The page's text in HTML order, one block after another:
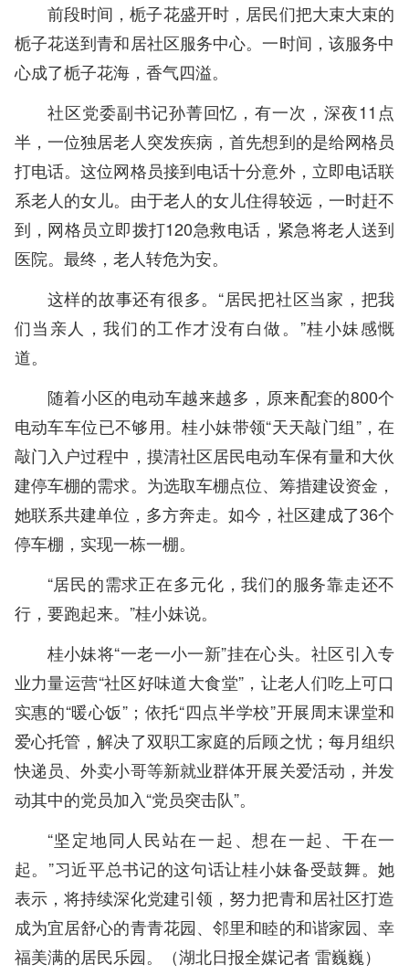
前段时间，栀子花盛开时，居民们把大束大束的
栀子花送到青和居社区服务中心。一时间，该服务中
心成了栀子花海，香气四溢。
社区党委副书记孙菁回忆，有一次，深夜11点
半，一位独居老人突发疾病，首先想到的是给网格员
打电话。这位网格员接到电话十分意外，立即电话联
系老人的女儿。由于老人的女儿住得较远，一时赶不
到，网格员立即拨打120急救电话，紧急将老人送到
医院。最终，老人转危为安。
这样的故事还有很多。“居民把社区当家，把我
们当亲人，我们的工作才没有白做。”桂小妹感慨
道。
随着小区的电动车越来越多，原来配套的800个
电动车车位已不够用。桂小妹带领“天天敲门组”，在
敲门入户过程中，摸清社区居民电动车保有量和大伙
建停车棚的需求。为选取车棚点位、筹措建设资金，
她联系共建单位，多方奔走。如今，社区建成了36个
停车棚，实现一栋一棚。
“居民的需求正在多元化，我们的服务靠走还不
行，要跑起来。”桂小妹说。
桂小妹将“一老一小一新”挂在心头。社区引入专
业力量运营“社区好味道大食堂”，让老人们吃上可口
实惠的“暖心饭”；依托“四点半学校”开展周末课堂和
爱心托管，解决了双职工家庭的后顾之忧；每月组织
快递员、外卖小哥等新就业群体开展关爱活动，并发
动其中的党员加入“党员突击队”。
“坚定地同人民站在一起、想在一起、干在一
起。”习近平总书记的这句话让桂小妹备受鼓舞。她
表示，将持续深化党建引领，努力把青和居社区打造
成为宜居舒心的青青花园、邻里和睦的和谐家园、幸
福美满的居民乐园。（湖北日报全媒记者 雷巍巍）